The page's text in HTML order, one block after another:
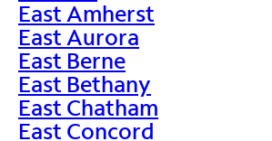
East Amherst
East Aurora
East Berne
East Bethany
East Chatham
East Concord